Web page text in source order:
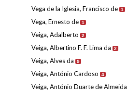
Vega de la Iglesia, Francisco de 1
Vega, Ernesto de 1
Veiga, Adalberto 2
Veiga, Albertino F. F. Lima da 2
Veiga, Alves da 9
Veiga, António Cardoso 4
Veiga, António Duarte de Almeida